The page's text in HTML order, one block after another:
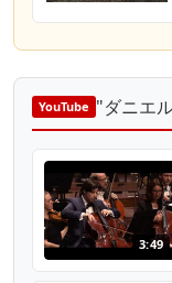
YouTube "ダニエ
3:49